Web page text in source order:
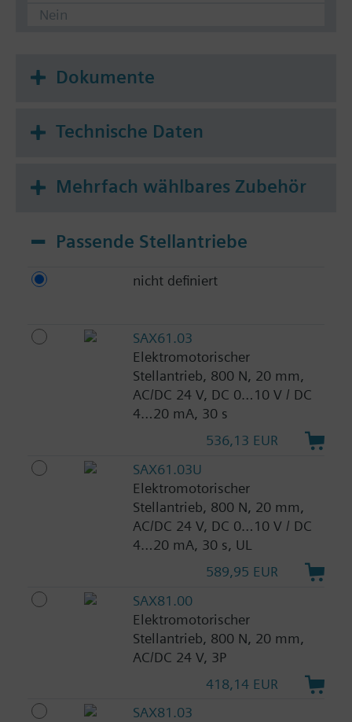
Nein
Dokumente
Technische Daten
Mehrfach wählbares Zubehör
Passende Stellantriebe
nicht definiert
SAX61.03
Elektromotorischer
Stellantrieb, 800 N, 20 mm,
AC/DC 24 V, DC 0…10 V / DC
4…20 mA, 30 s
536,13 EUR
SAX61.03U
Elektromotorischer
Stellantrieb, 800 N, 20 mm,
AC/DC 24 V, DC 0…10 V / DC
4…20 mA, 30 s, UL
589,95 EUR
SAX81.00
Elektromotorischer
Stellantrieb, 800 N, 20 mm,
AC/DC 24 V, 3P
418,14 EUR
SAX81.03